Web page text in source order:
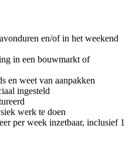
en/of in het weekend
in een bouwmarkt of
en weet van aanpakken
ingesteld
werk te doen
per week inzetbaar, inclusief 1